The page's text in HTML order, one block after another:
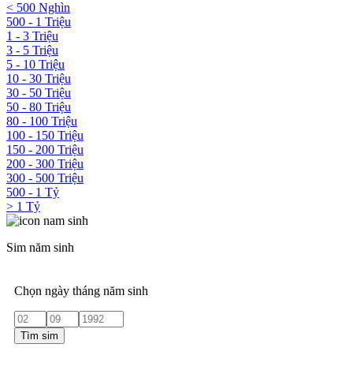
< 500 Nghìn
500 - 1 Triệu
1 - 3 Triệu
3 - 5 Triệu
5 - 10 Triệu
10 - 30 Triệu
30 - 50 Triệu
50 - 80 Triệu
80 - 100 Triệu
100 - 150 Triệu
150 - 200 Triệu
200 - 300 Triệu
300 - 500 Triệu
500 - 1 Tỷ
> 1 Tỷ
Sim năm sinh
Chọn ngày tháng năm sinh
Tìm sim